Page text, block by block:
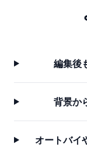
編集後
背景か
オートバイ